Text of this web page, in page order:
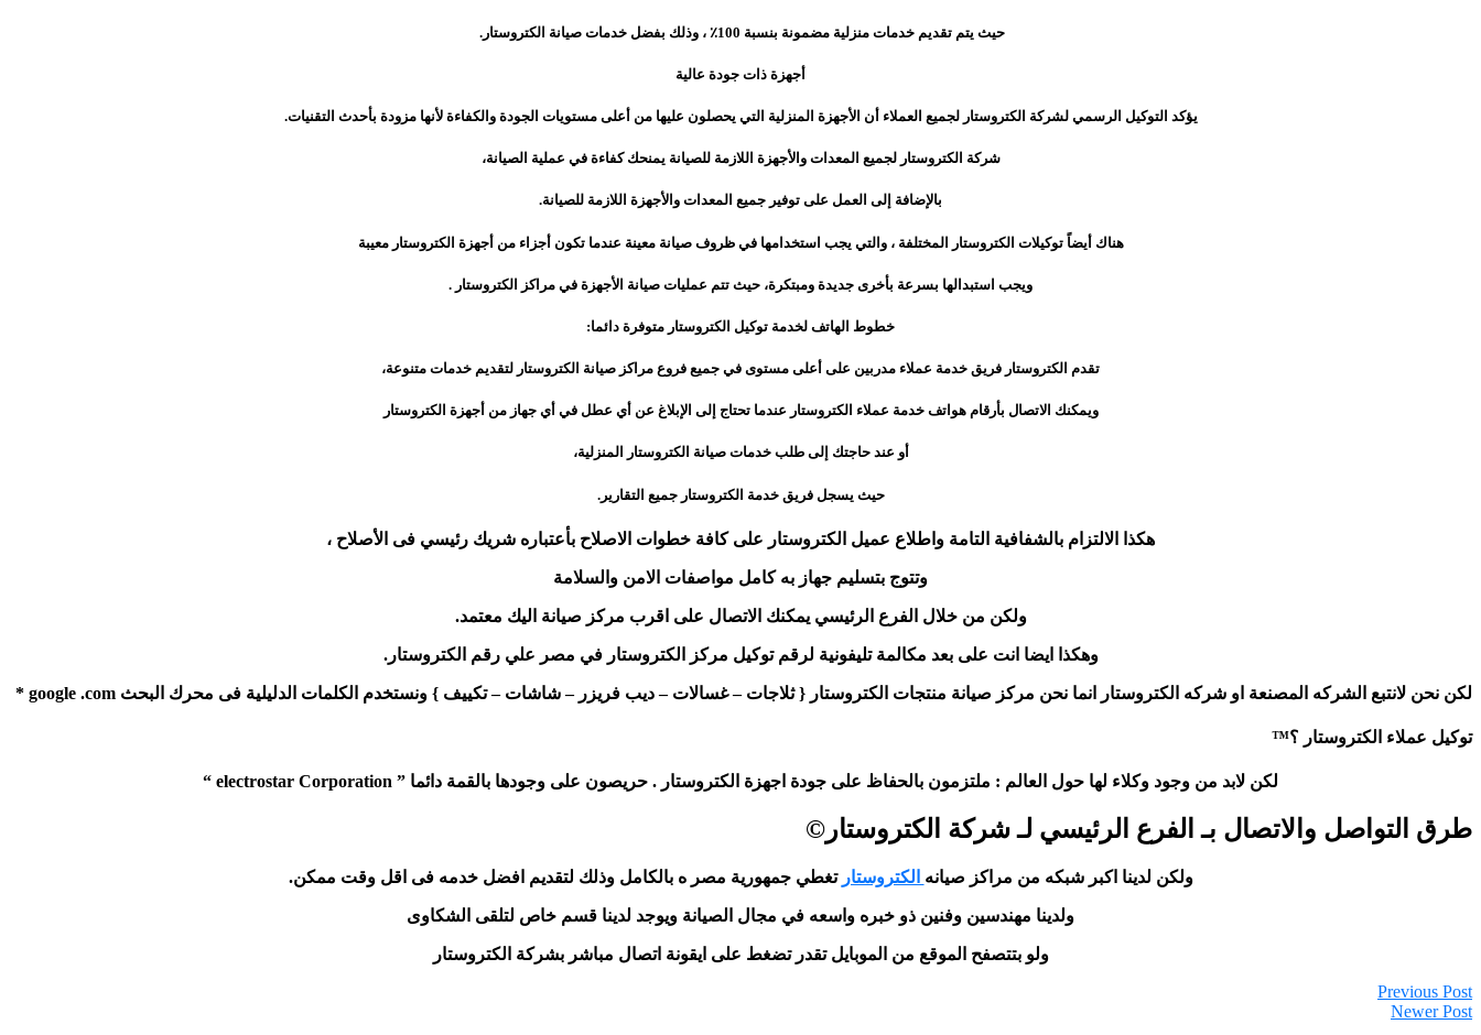
حيث يتم تقديم خدمات منزلية مضمونة بنسبة 100٪ ، وذلك بفضل خدمات صيانة الكتروستار.
أجهزة ذات جودة عالية
يؤكد التوكيل الرسمي لشركة الكتروستار لجميع العملاء أن الأجهزة المنزلية التي يحصلون عليها من أعلى مستويات الجودة والكفاءة لأنها مزودة بأحدث التقنيات.
شركة الكتروستار لجميع المعدات والأجهزة اللازمة للصيانة يمنحك كفاءة في عملية الصيانة،
بالإضافة إلى العمل على توفير جميع المعدات والأجهزة اللازمة للصيانة.
هناك أيضاً توكيلات الكتروستار المختلفة ، والتي يجب استخدامها في ظروف صيانة معينة عندما تكون أجزاء من أجهزة الكتروستار معيبة
ويجب استبدالها بسرعة بأخرى جديدة ومبتكرة، حيث تتم عمليات صيانة الأجهزة في مراكز الكتروستار .
خطوط الهاتف لخدمة توكيل الكتروستار متوفرة دائما:
تقدم الكتروستار فريق خدمة عملاء مدربين على أعلى مستوى في جميع فروع مراكز صيانة الكتروستار لتقديم خدمات متنوعة،
ويمكنك الاتصال بأرقام هواتف خدمة عملاء الكتروستار عندما تحتاج إلى الإبلاغ عن أي عطل في أي جهاز من أجهزة الكتروستار
أو عند حاجتك إلى طلب خدمات صيانة الكتروستار المنزلية،
حيث يسجل فريق خدمة الكتروستار جميع التقارير.
هكذا الالتزام بالشفافية التامة واطلاع عميل الكتروستار على كافة خطوات الاصلاح بأعتباره شريك رئيسي فى الأصلاح ،
وتتوج بتسليم جهاز به كامل مواصفات الامن والسلامة
ولكن من خلال الفرع الرئيسي يمكنك الاتصال على اقرب مركز صيانة اليك معتمد.
وهكذا ايضا انت على بعد مكالمة تليفونية لرقم توكيل مركز الكتروستار في مصر علي رقم الكتروستار.
لكن نحن لانتبع الشركه المصنعة او شركه الكتروستار انما نحن مركز صيانة منتجات الكتروستار { ثلاجات – غسالات – ديب فريزر – شاشات – تكييف } ونستخدم الكلمات الدليلية فى محرك البحث google .com *
توكيل عملاء الكتروستار ؟™
لكن لابد من وجود وكلاء لها حول العالم : ملتزمون بالحفاظ على جودة اجهزة الكتروستار . حريصون على وجودها بالقمة دائما ” electrostar Corporation “
©طرق التواصل والاتصال بـ الفرع الرئيسي لـ شركة الكتروستار
ولكن لدينا اكبر شبكه من مراكز صيانه الكتروستار تغطي جمهورية مصر ه بالكامل وذلك لتقديم افضل خدمه فى اقل وقت ممكن.
ولدينا مهندسين وفنين ذو خبره واسعه في مجال الصيانة ويوجد لدينا قسم خاص لتلقى الشكاوى
ولو بتتصفح الموقع من الموبايل تقدر تضغط على ايقونة اتصال مباشر بشركة الكتروستار
Previous Post
Newer Post